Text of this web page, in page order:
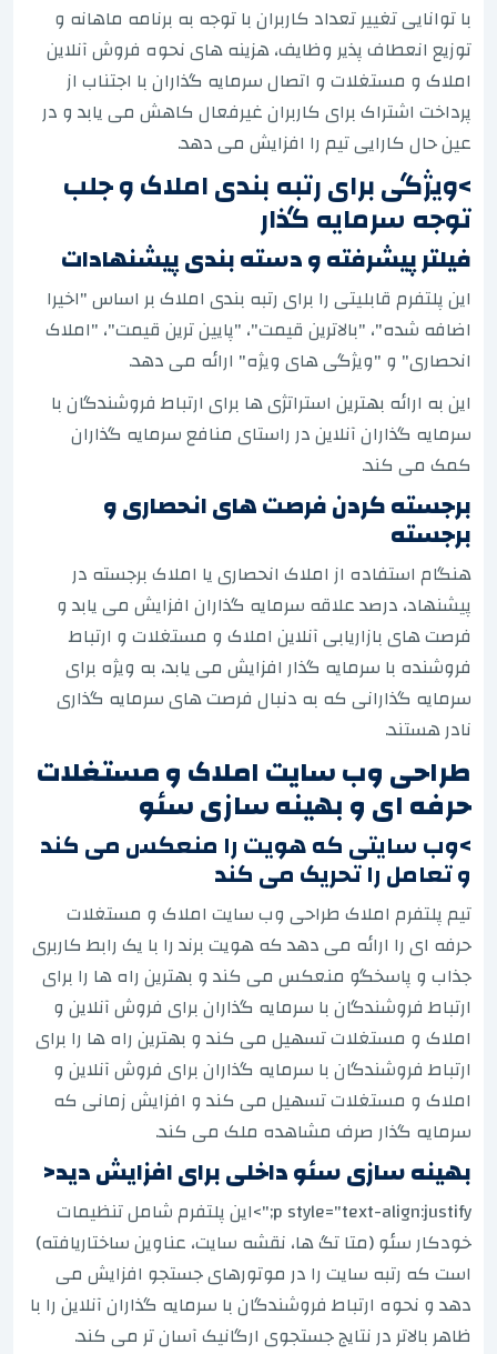
با توانایی تغییر تعداد کاربران با توجه به برنامه ماهانه و
توزیع انعطاف پذیر وظایف، هزینه های نحوه فروش آنلاین
املاک و مستغلات و اتصال سرمایه گذاران با اجتناب از
پرداخت اشتراک برای کاربران غیرفعال کاهش می یابد و در
عین حال کارایی تیم را افزایش می دهد.
>ویژگی برای رتبه بندی املاک و جلب
توجه سرمایه گذار
فیلتر پیشرفته و دسته بندی پیشنهادات
این پلتفرم قابلیتی را برای رتبه بندی املاک بر اساس "اخیرا
اضافه شده"، "بالاترین قیمت"، "پایین ترین قیمت"، "املاک
انحصاری" و "ویژگی های ویژه" ارائه می دهد.
این به ارائه بهترین استراتژی ها برای ارتباط فروشندگان با
سرمایه گذاران آنلاین در راستای منافع سرمایه گذاران
کمک می کند.
برجسته کردن فرصت های انحصاری و
برجسته
هنگام استفاده از املاک انحصاری یا املاک برجسته در
پیشنهاد، درصد علاقه سرمایه گذاران افزایش می یابد و
فرصت های بازاریابی آنلاین املاک و مستغلات و ارتباط
فروشنده با سرمایه گذار افزایش می یابد، به ویژه برای
سرمایه گذارانی که به دنبال فرصت های سرمایه گذاری
نادر هستند.
طراحی وب سایت املاک و مستغلات
حرفه ای و بهینه سازی سئو
>وب سایتی که هویت را منعکس می کند
و تعامل را تحریک می کند
تیم پلتفرم املاک طراحی وب سایت املاک و مستغلات
حرفه ای را ارائه می دهد که هویت برند را با یک رابط کاربری
جذاب و پاسخگو منعکس می کند و بهترین راه ها را برای
ارتباط فروشندگان با سرمایه گذاران برای فروش آنلاین و
املاک و مستغلات تسهیل می کند و بهترین راه ها را برای
ارتباط فروشندگان با سرمایه گذاران برای فروش آنلاین و
املاک و مستغلات تسهیل می کند و افزایش زمانی که
سرمایه گذار صرف مشاهده ملک می کند.
بهینه سازی سئو داخلی برای افزایش دید<
p style="text-align:justify;">این پلتفرم شامل تنظیمات
خودکار سئو (متا تگ ها، نقشه سایت، عناوین ساختاریافته)
است که رتبه سایت را در موتورهای جستجو افزایش می
دهد و نحوه ارتباط فروشندگان با سرمایه گذاران آنلاین را با
ظاهر بالاتر در نتایج جستجوی ارگانیک آسان تر می کند.